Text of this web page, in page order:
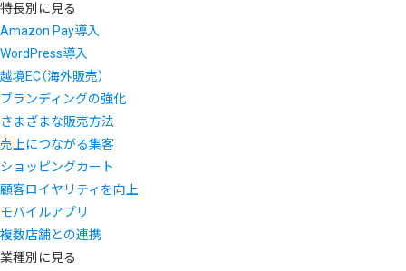
特長別に見る
Amazon Pay導入
WordPress導入
越境EC（海外販売）
ブランディングの強化
さまざまな販売方法
売上につながる集客
ショッピングカート
顧客ロイヤリティを向上
モバイルアプリ
複数店舗との連携
業種別に見る